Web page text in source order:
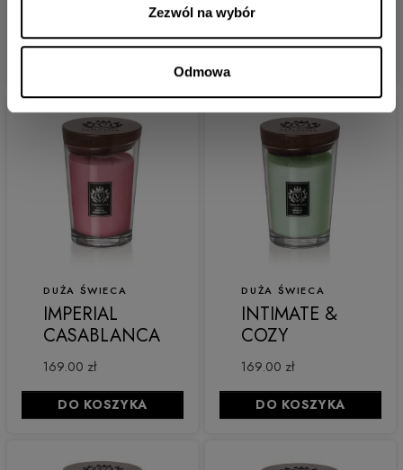
Zezwól na wybór
Odmowa
169.00 zł
DUŻA ŚWIECA
IMPERIAL
CASABLANCA
169.00 zł
DO KOSZYKA
DUŻA ŚWIECA
INTIMATE &
COZY
169.00 zł
DO KOSZYKA